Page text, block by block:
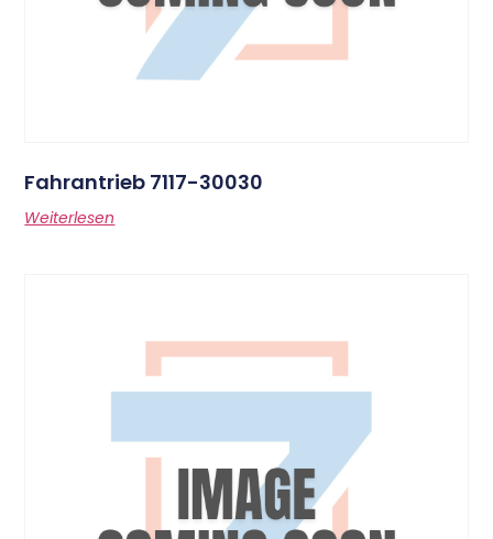
Fahrantrieb 7117-30030
Weiterlesen